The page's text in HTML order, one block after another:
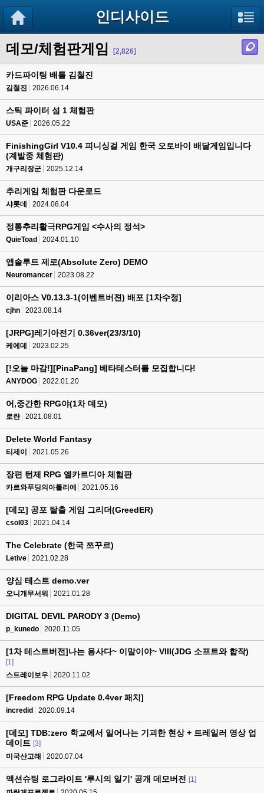
인디사이드
데모/체험판게임 [2,826]
카드파이팅 배틀 김철진
김철진 2026.06.14
스틱 파이터 섬 1 체험판
USA준 2026.05.22
FinishingGirl V10.4 피니싱걸 게임 한국 오토바이 배달게임입니다
(계발중 체험판)
개구리장군 2025.12.14
추리게임 체험판 다운로드
샤롯데 2024.06.04
정통추리활극RPG게임 <수사의 정석>
QuieToad 2024.01.10
앱솔루트 제로(Absolute Zero) DEMO
Neuromancer 2023.08.22
이리아스 V0.13.3-1(이벤트버젼) 배포 [1차수정]
cjhn 2023.08.14
[JRPG]레기아전기 0.36ver(23/3/10)
케에데 2023.02.25
[!오늘 마감!][PinaPang] 베타테스터를 모집합니다!
ANYDOG 2022.01.20
어,중간한 RPG야(1차 데모)
로란 2021.08.01
Delete World Fantasy
티제이 2021.05.26
장편 턴제 RPG 엘카르디아 체험판
카르와푸딩의아틀리에 2021.05.16
[데모] 공포 탈출 게임 그리더(GreedER)
csol03 2021.04.14
The Celebrate (한국 쯔꾸르)
Letive 2021.02.28
양심 테스트 demo.ver
오니개무서워 2021.01.28
DIGITAL DEVIL PARODY 3 (Demo)
p_kunedo 2020.11.05
[1차 테스트버전]나는 용사다~ 이말이야~ VIII(JDG 소프트와 합작)
[1]
스트레이보우
2020.11.02
[Freedom RPG Update 0.4ver 패치]
incredid 2020.09.14
[데모] TDB:zero 학교에서 일어나는 기괴한 현상 + 트레일러 영상 업
데이트 [3]
미국산고래
2020.07.04
액션슈팅 로그라이트 '루시의 일기' 공개 데모버전
[1]